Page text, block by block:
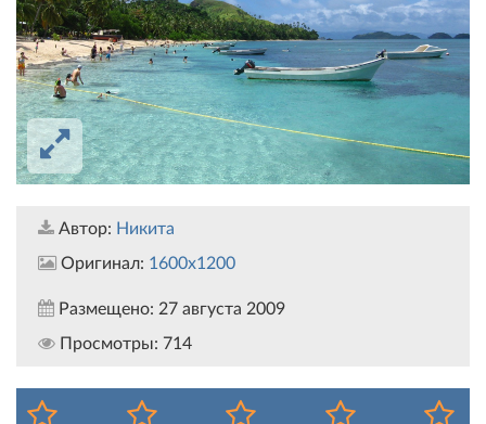
Автор: Никита
Оригинал: 1600x1200
Размещено: 27 августа 2009
Просмотры: 714